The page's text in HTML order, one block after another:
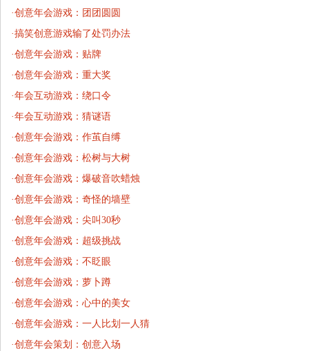
·创意年会游戏：团团圆圆
·搞笑创意游戏输了处罚办法
·创意年会游戏：贴牌
·创意年会游戏：重大奖
·年会互动游戏：绕口令
·年会互动游戏：猜谜语
·创意年会游戏：作茧自缚
·创意年会游戏：松树与大树
·创意年会游戏：爆破音吹蜡烛
·创意年会游戏：奇怪的墙壁
·创意年会游戏：尖叫30秒
·创意年会游戏：超级挑战
·创意年会游戏：不眨眼
·创意年会游戏：萝卜蹲
·创意年会游戏：心中的美女
·创意年会游戏：一人比划一人猜
·创意年会策划：创意入场